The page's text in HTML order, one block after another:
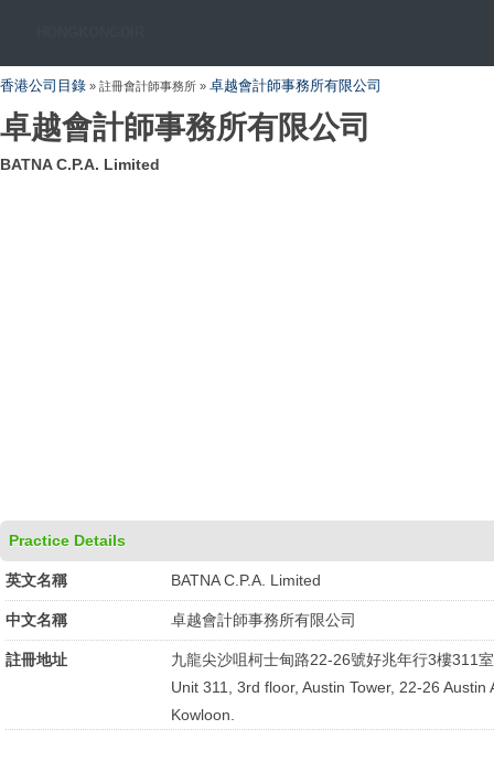
香港公司目錄 » 註冊會計師事務所 » 卓越會計師事務所有限公司
卓越會計師事務所有限公司
BATNA C.P.A. Limited
Practice Details
英文名稱 BATNA C.P.A. Limited
中文名稱 卓越會計師事務所有限公司
註冊地址
九龍尖沙咀柯士甸路22-26號好兆年行3樓311室
Unit 311, 3rd floor, Austin Tower, 22-26 Austin
Kowloon.